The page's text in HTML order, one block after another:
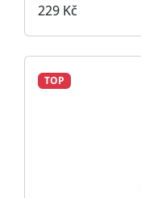
229 Kč
TOP